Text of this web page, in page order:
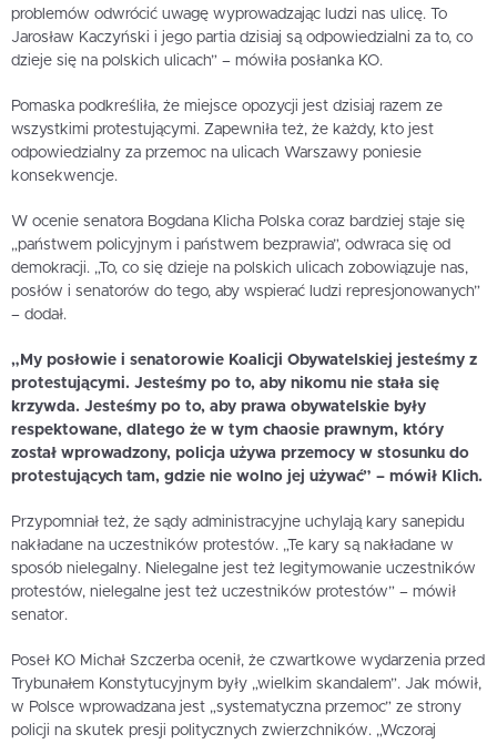
problemów odwrócić uwagę wyprowadzając ludzi nas ulicę. To
Jarosław Kaczyński i jego partia dzisiaj są odpowiedzialni za to, co
dzieje się na polskich ulicach” – mówiła posłanka KO.
Pomaska podkreśliła, że miejsce opozycji jest dzisiaj razem ze
wszystkimi protestującymi. Zapewniła też, że każdy, kto jest
odpowiedzialny za przemoc na ulicach Warszawy poniesie
konsekwencje.
W ocenie senatora Bogdana Klicha Polska coraz bardziej staje się
„państwem policyjnym i państwem bezprawia”, odwraca się od
demokracji. „To, co się dzieje na polskich ulicach zobowiązuje nas,
posłów i senatorów do tego, aby wspierać ludzi represjonowanych”
– dodał.
„My posłowie i senatorowie Koalicji Obywatelskiej jesteśmy z
protestującymi. Jesteśmy po to, aby nikomu nie stała się
krzywda. Jesteśmy po to, aby prawa obywatelskie były
respektowane, dlatego że w tym chaosie prawnym, który
został wprowadzony, policja używa przemocy w stosunku do
protestujących tam, gdzie nie wolno jej używać” – mówił Klich.
Przypomniał też, że sądy administracyjne uchylają kary sanepidu
nakładane na uczestników protestów. „Te kary są nakładane w
sposób nielegalny. Nielegalne jest też legitymowanie uczestników
protestów, nielegalne jest też uczestników protestów” – mówił
senator.
Poseł KO Michał Szczerba ocenił, że czwartkowe wydarzenia przed
Trybunałem Konstytucyjnym były „wielkim skandalem”. Jak mówił,
w Polsce wprowadzana jest „systematyczna przemoc” ze strony
policji na skutek presji politycznych zwierzchników. „Wczoraj